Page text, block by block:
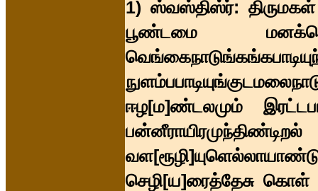
1) ஸ்வஸ்திஸ்ர்:
பூண்டமை
ஈழ[ம]ண்டலமும்
செழி[ய]ரைத்தேசு கொள்